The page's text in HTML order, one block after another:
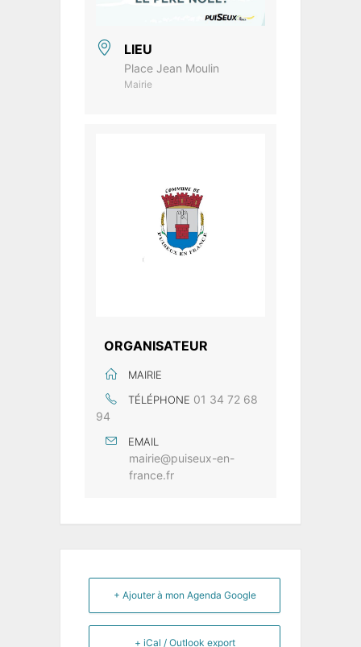
LIEU
Place Jean Moulin
Mairie
ORGANISATEUR
MAIRIE
TÉLÉPHONE 01 34 72 68
94
EMAIL
mairie@puiseux-en-
france.fr
+ Ajouter à mon Agenda Google
+ iCal / Outlook export